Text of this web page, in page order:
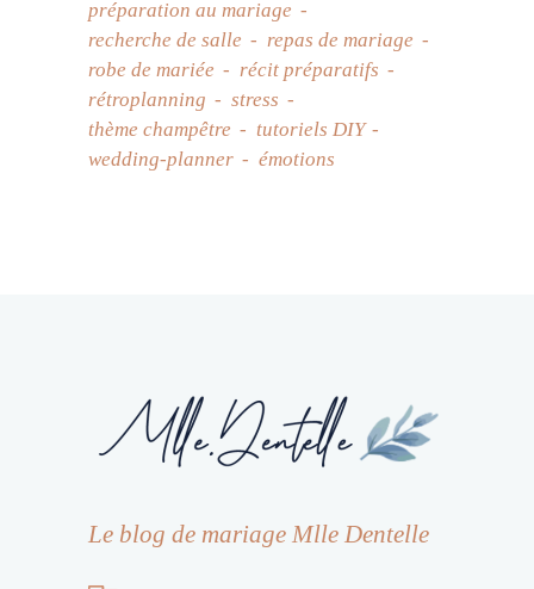
préparation au mariage
recherche de salle
repas de mariage
robe de mariée
récit préparatifs
rétroplanning
stress
thème champêtre
tutoriels DIY
wedding-planner
émotions
Le blog de mariage Mlle Dentelle